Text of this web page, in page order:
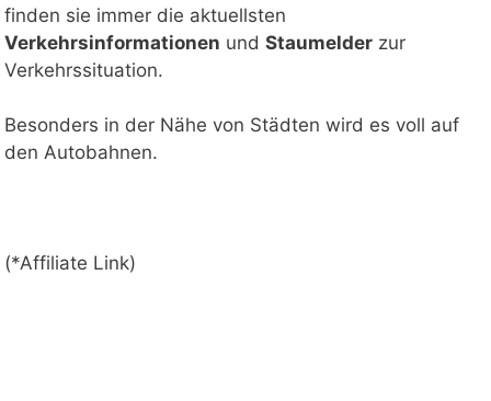
finden sie immer die aktuellsten
Verkehrsinformationen und Staumelder zur
Verkehrssituation.
Besonders in der Nähe von Städten wird es voll auf
den Autobahnen.
(*Affiliate Link)